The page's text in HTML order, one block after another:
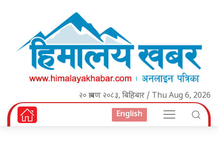
२० श्रावण २०८३, बिहिबार / Thu Aug 6, 2026
English